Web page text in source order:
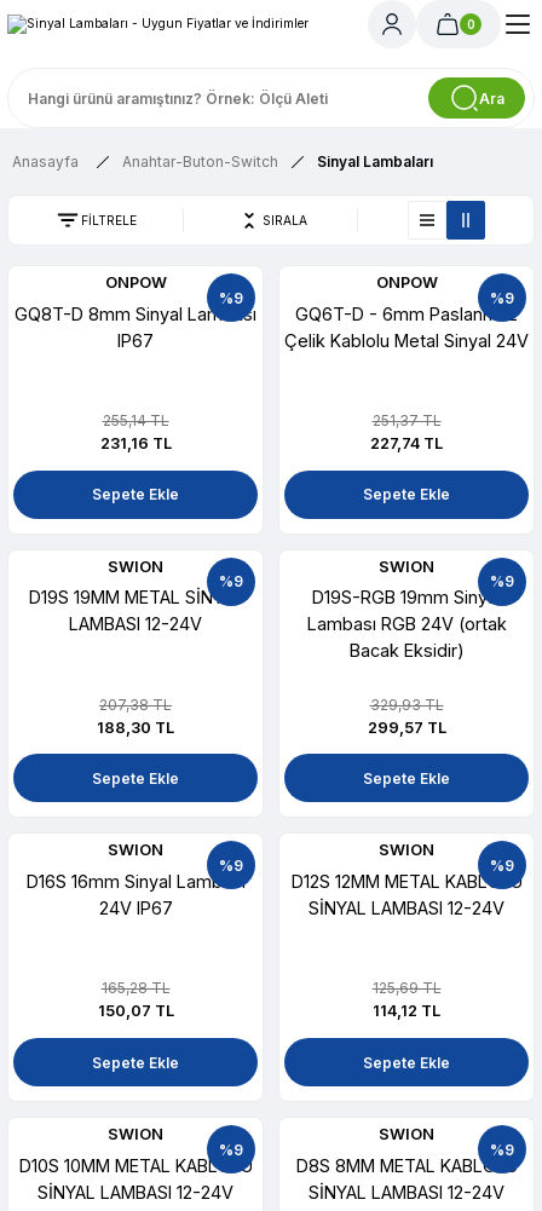
Ara
0
Anasayfa Anahtar-Buton-Switch Sinyal Lambaları
FİLTRELE SIRALA
%9
ONPOW
GQ8T-D 8mm Sinyal Lambası
IP67
255,14 TL
231,16 TL
Sepete Ekle
%9
ONPOW
GQ6T-D - 6mm Paslanmaz
Çelik Kablolu Metal Sinyal 24V
251,37 TL
227,74 TL
Sepete Ekle
%9
SWION
D19S 19MM METAL SİNYAL
LAMBASI 12-24V
207,38 TL
188,30 TL
Sepete Ekle
%9
SWION
D19S-RGB 19mm Sinyal
Lambası RGB 24V (ortak
Bacak Eksidir)
329,93 TL
299,57 TL
Sepete Ekle
%9
SWION
D16S 16mm Sinyal Lambası
24V IP67
165,28 TL
150,07 TL
Sepete Ekle
%9
SWION
D12S 12MM METAL KABLOLU
SİNYAL LAMBASI 12-24V
125,69 TL
114,12 TL
Sepete Ekle
%9
SWION
D10S 10MM METAL KABLOLU
SİNYAL LAMBASI 12-24V
%9
SWION
D8S 8MM METAL KABLOLU
SİNYAL LAMBASI 12-24V